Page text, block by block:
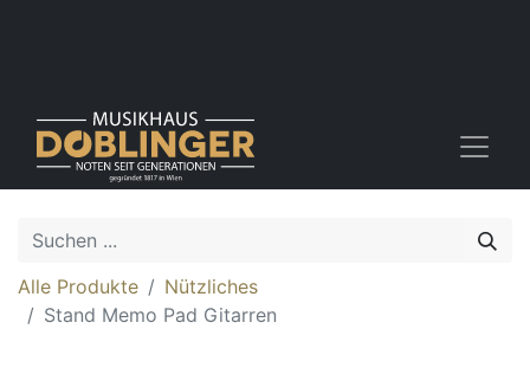
Alle Produkte
Nützliches
Stand Memo Pad Gitarren